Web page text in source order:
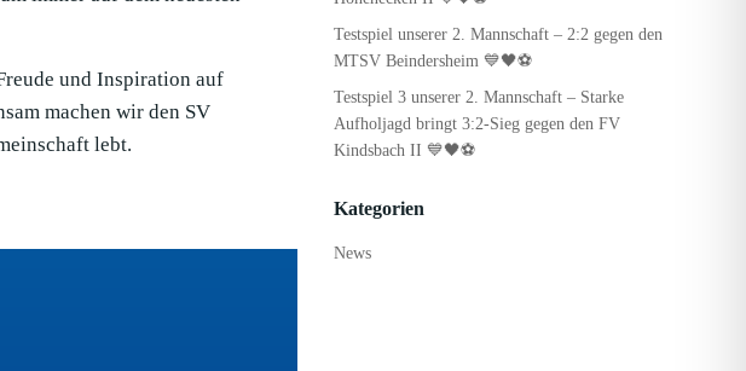
und Inspiration auf
machen wir den SV
lebt.
Testspiel unserer 2. Mannschaft – 2:2 gegen den
MTSV Beindersheim 💙🖤⚽
Testspiel 3 unserer 2. Mannschaft – Starke
Aufholjagd bringt 3:2-Sieg gegen den FV
Kindsbach II 💙🖤⚽
Kategorien
News